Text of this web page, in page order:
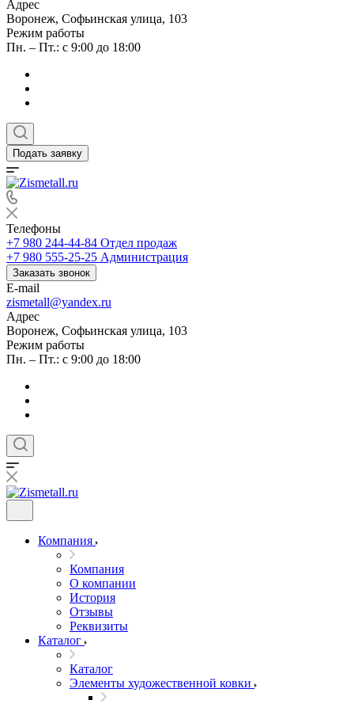
Адрес
Воронеж, Софьинская улица, 103
Режим работы
Пн. – Пт.: с 9:00 до 18:00
Подать заявку
Телефоны
+7 980 244-44-84 Отдел продаж
+7 980 555-25-25 Администрация
Заказать звонок
E-mail
zismetall@yandex.ru
Адрес
Воронеж, Софьинская улица, 103
Режим работы
Пн. – Пт.: с 9:00 до 18:00
Компания
Компания
О компании
История
Отзывы
Реквизиты
Каталог
Каталог
Элементы художественной ковки